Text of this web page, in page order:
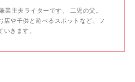
業主夫ライターです。 二児の父。
店や子供と遊べるスポットなど、フ
いきます。